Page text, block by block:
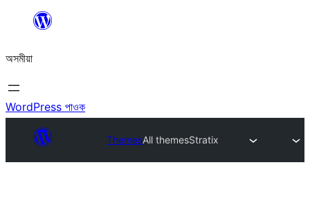
বিষয়বস্তুলৈ
যাওক
অসমীয়া
WordPress পাওক
ThemesAll themesStratix